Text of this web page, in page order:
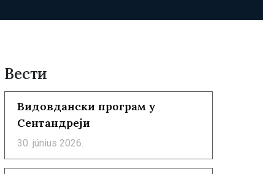
Вести
Видовдански програм у
Сентандреји
30. június 2026.